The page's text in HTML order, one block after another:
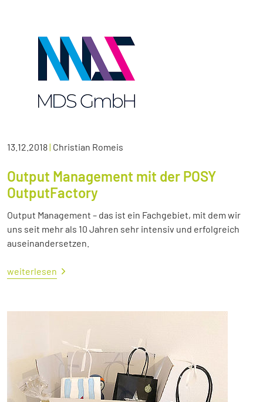
13.12.2018| Christian Romeis
Output Management mit der POSY
OutputFactory
Output Management – das ist ein Fachgebiet, mit dem wir
uns seit mehr als 10 Jahren sehr intensiv und erfolgreich
auseinandersetzen.
weiterlesen